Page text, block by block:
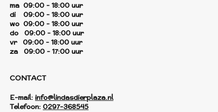
ma 09:00 - 18:00 uur
di 09:00 - 18:00 uur
wo 09:00 - 18:00 uur
do 09:00 - 18:00 uur
vr 09:00 - 18:00 uur
za 09:00 - 17:00 uur
CONTACT
E-mail: info@lindasdierplaza.nl
Telefoon: 0297-368545